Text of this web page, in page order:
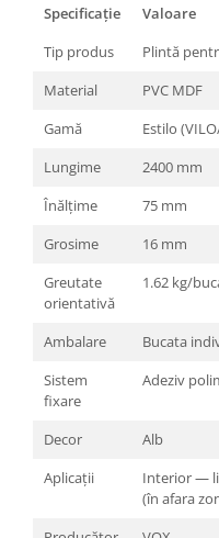
Specificație
Valoare
Tip produs
Plintă
Material
PVC MDF
Gamă
Estilo
Lungime
2400 mm
Înălțime
75 mm
Grosime
16 mm
Greutate
orientativă
1.62 kg/
Ambalare
Bucata
Sistem
fixare
Adeziv
Decor
Alb
Aplicații
Interior —
(în afara